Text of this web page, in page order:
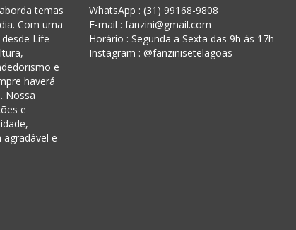
temas
Com uma
Life
e
haverá
Nossa
e
e
WhatsApp : (31) 99168-9808
E-mail : fanzini@gmail.com
Horário : Segunda a Sexta das 9h ás 17h
Instagram : @fanzinisetelagoas